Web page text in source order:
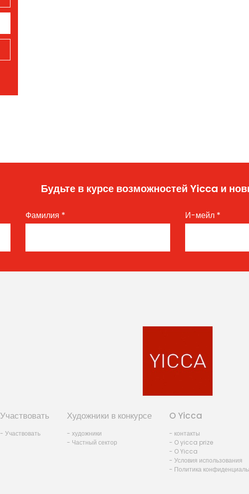
Будьте в курсе возможностей Yicca и
Фамилия * И-мейл *
Участвовать
- Участвовать
Художники в конкурсе
- художники
- Частный сектор
O Yicca
- контакты
- O yicca prize
- O Yicca
- Условия использования
- Политика